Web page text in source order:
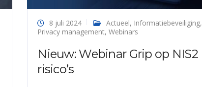
8 juli 2024 Actueel, Informatiebeveiliging,
Privacy management,Webinars
Nieuw: Webinar Grip op NIS2
risico’s